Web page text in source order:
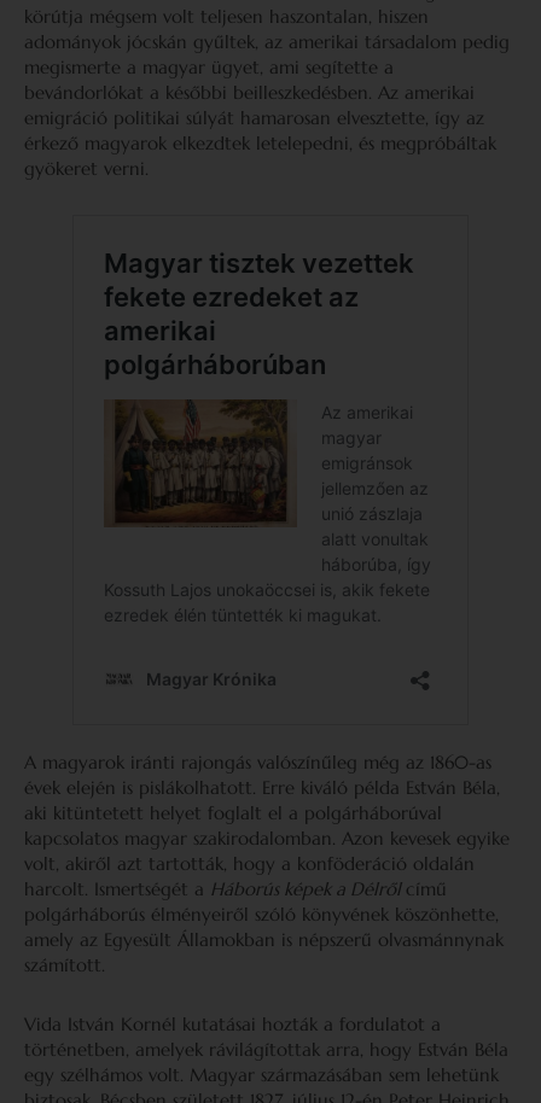
körútja mégsem volt teljesen haszontalan, hiszen
adományok jócskán gyűltek, az amerikai társadalom pedig
megismerte a magyar ügyet, ami segítette a
bevándorlókat a későbbi beilleszkedésben. Az amerikai
emigráció politikai súlyát hamarosan elvesztette, így az
érkező magyarok elkezdtek letelepedni, és megpróbáltak
gyökeret verni.
A magyarok iránti rajongás valószínűleg még az 1860-as
évek elején is pislákolhatott. Erre kiváló példa Estván Béla,
aki kitüntetett helyet foglalt el a polgárháborúval
kapcsolatos magyar szakirodalomban. Azon kevesek egyike
volt, akiről azt tartották, hogy a konföderáció oldalán
harcolt. Ismertségét a Háborús képek a Délről című
polgárháborús élményeiről szóló könyvének köszönhette,
amely az Egyesült Államokban is népszerű olvasmánnynak
számított.
Vida István Kornél kutatásai hozták a fordulatot a
történetben, amelyek rávilágítottak arra, hogy Estván Béla
egy szélhámos volt. Magyar származásában sem lehetünk